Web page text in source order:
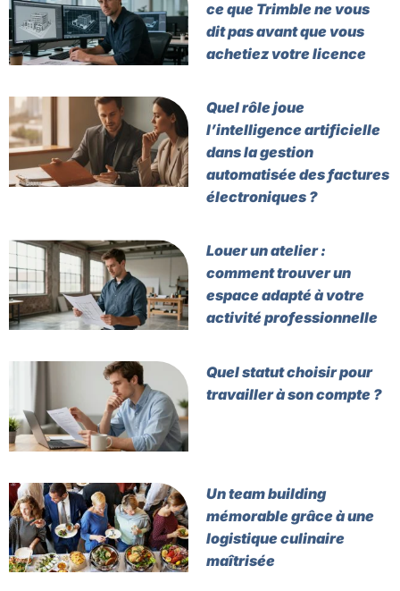
ce que Trimble ne vous
dit pas avant que vous
achetiez votre licence
Quel rôle joue
l’intelligence artificielle
dans la gestion
automatisée des factures
électroniques ?
Louer un atelier :
comment trouver un
espace adapté à votre
activité professionnelle
Quel statut choisir pour
travailler à son compte ?
Un team building
mémorable grâce à une
logistique culinaire
maîtrisée